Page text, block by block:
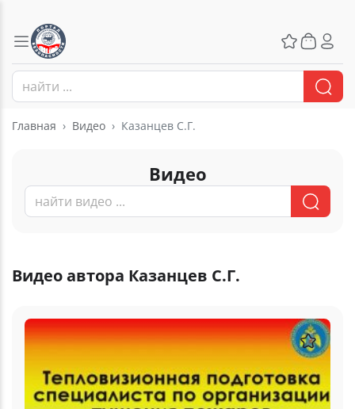
Главная Видео Казанцев С.Г.
Видео
Видео автора Казанцев С.Г.